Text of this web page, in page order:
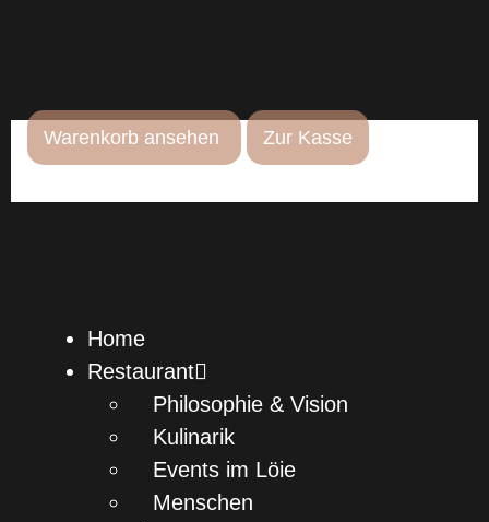
Warenkorb ansehen Zur Kasse
Home
Restaurant
Philosophie & Vision
Kulinarik
Events im Löie
Menschen